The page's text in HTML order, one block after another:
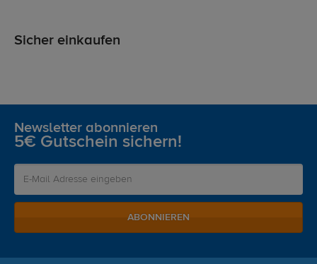
Sicher einkaufen
Newsletter abonnieren
5€ Gutschein sichern!
ABONNIEREN